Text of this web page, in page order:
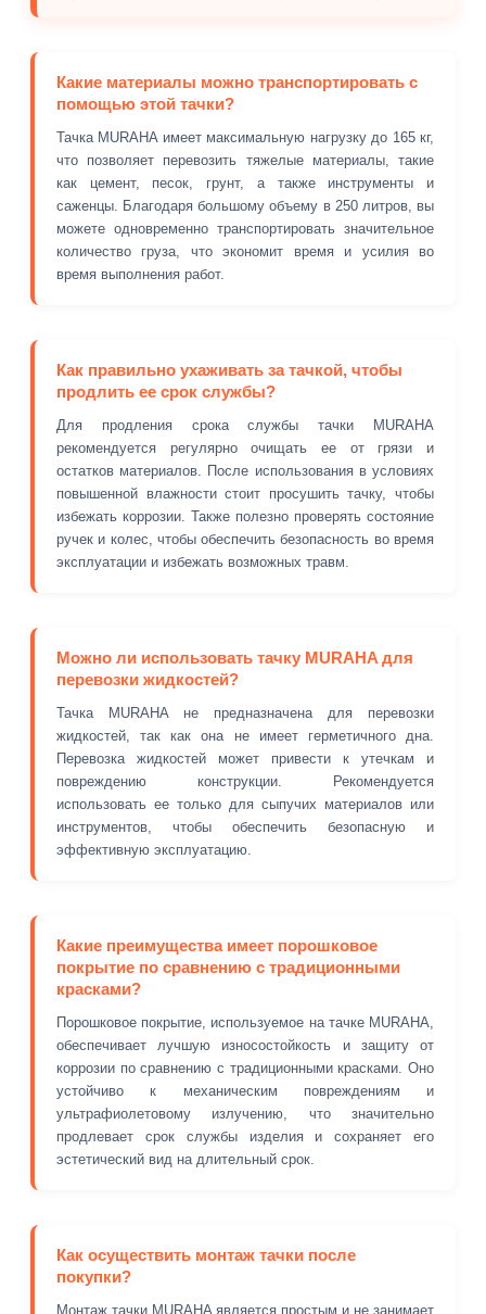
Какие материалы можно транспортировать с
помощью этой тачки?
Тачка MURAHA имеет максимальную нагрузку до 165 кг,
что позволяет перевозить тяжелые материалы, такие
как цемент, песок, грунт, а также инструменты и
саженцы. Благодаря большому объему в 250 литров, вы
можете одновременно транспортировать значительное
количество груза, что экономит время и усилия во
время выполнения работ.
Как правильно ухаживать за тачкой, чтобы
продлить ее срок службы?
Для продления срока службы тачки MURAHA
рекомендуется регулярно очищать ее от грязи и
остатков материалов. После использования в условиях
повышенной влажности стоит просушить тачку, чтобы
избежать коррозии. Также полезно проверять состояние
ручек и колес, чтобы обеспечить безопасность во время
эксплуатации и избежать возможных травм.
Можно ли использовать тачку MURAHA для
перевозки жидкостей?
Тачка MURAHA не предназначена для перевозки
жидкостей, так как она не имеет герметичного дна.
Перевозка жидкостей может привести к утечкам и
повреждению конструкции. Рекомендуется
использовать ее только для сыпучих материалов или
инструментов, чтобы обеспечить безопасную и
эффективную эксплуатацию.
Какие преимущества имеет порошковое
покрытие по сравнению с традиционными
красками?
Порошковое покрытие, используемое на тачке MURAHA,
обеспечивает лучшую износостойкость и защиту от
коррозии по сравнению с традиционными красками. Оно
устойчиво к механическим повреждениям и
ультрафиолетовому излучению, что значительно
продлевает срок службы изделия и сохраняет его
эстетический вид на длительный срок.
Как осуществить монтаж тачки после
покупки?
Монтаж тачки MURAHA является простым и не занимает